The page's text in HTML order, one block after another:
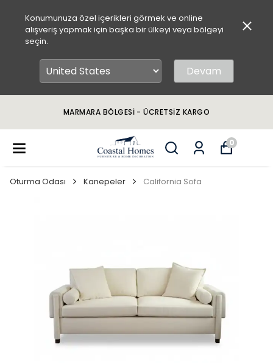
Konumunuza özel içerikleri görmek ve online
alışveriş yapmak için başka bir ülkeyi veya bölgeyi
seçin.
Devam
MARMARA BÖLGESİ - ÜCRETSİZ KARGO
0
Oturma Odası Kanepeler California Sofa